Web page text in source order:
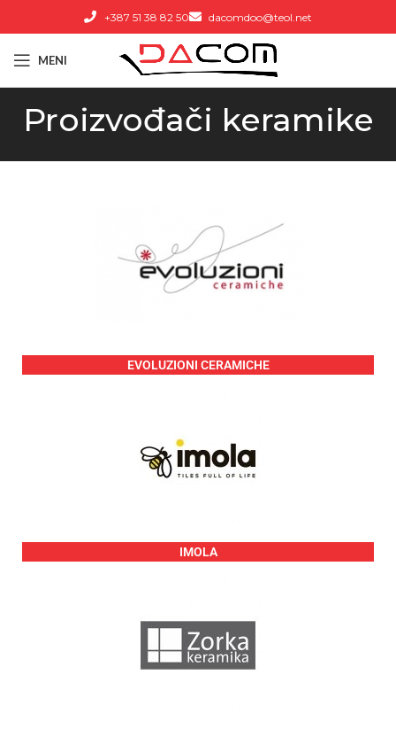
+387 51 38 82 50 dacomdoo@teol.net
MENI
Proizvođači keramike
EVOLUZIONI CERAMICHE
IMOLA